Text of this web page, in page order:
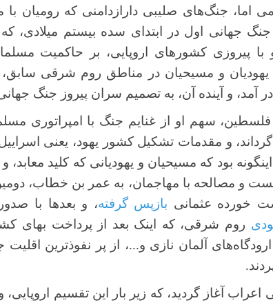
جنگ‌های صلیبی دارازدامنی که رومیان با
جنگ جهانی اول در ابتدای سده بیستم میلادی،
پیروزی کشورهای اروپایی، بر حاکمیت
یهودیان و مسیحیان در مناطق روم شرقی سابق،
آمد، و آینده آن، به تصمیم‌ سران پیروز جنگ
فلسطین، سهم او از غنایم جنگ با امپراتوری
گرداند، و مقدمات تشکیل کشور یهود، یعنی اسراییل
بود که مسیحیان و یهودیانی که کلید
و مصالحه با مهاجمان، به عمر بن خطاب،
خورده عثمانی بازپس گرفته، و بعدها با
روم شرقی، که اینک بعد از پرداخت بهای
آلمان نازی و...، از پر نفوذترین
آغاز گردید، که زیر بار این تقسیم